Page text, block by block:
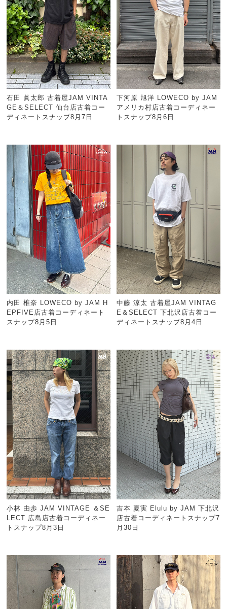
石田 眞太郎 古着屋JAM VINTA
GE＆SELECT 仙台店古着コー
ディネートスナップ8月7日
下河原 旭洋 LOWECO by JAM
アメリカ村店古着コーディネー
トスナップ8月6日
内田 椎奈 LOWECO by JAM H
EPFIVE店古着コーディネート
スナップ8月5日
中藤 涼太 古着屋JAM VINTAG
E＆SELECT 下北沢店古着コー
ディネートスナップ8月4日
小林 由歩 JAM VINTAGE ＆SE
LECT 広島店古着コーディネー
トスナップ8月3日
吉本 夏実 Elulu by JAM 下北沢
店古着コーディネートスナップ7
月30日